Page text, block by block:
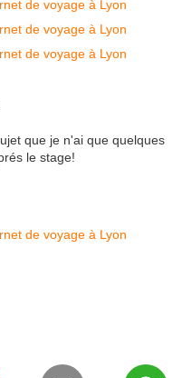
que je n'ai que quelques
le stage!